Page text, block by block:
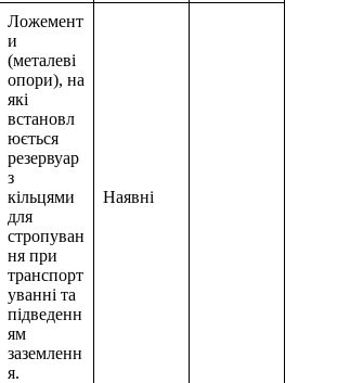
Ложемент
и
(металеві
опори), на
які
встановл
юється
резервуар
з
кільцями
для
стропуван
ня при
транспорт
уванні та
підведенн
ям
заземленн
я.
Наявні